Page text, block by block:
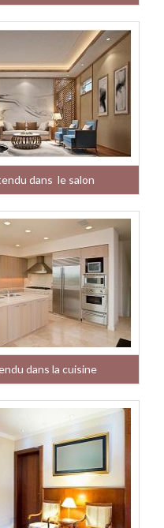
dans le salon
dans la cuisine